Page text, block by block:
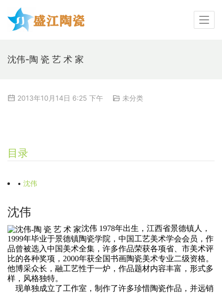
沈伟-陶 瓷 艺 术 家
2013年10月14日 6:25 下午 未分类
目录
• 沈伟
沈伟
沈伟 1978年出生，江西省景德镇人，
1999年毕业于景德镇陶瓷学院，中国工艺美术学会会员，作
品曾被选入中国美术全集，许多作品荣获各项省、市美术评
比的各种奖项，2000年获全国书画陶瓷美术专业二级资格。
他博采众长，融工艺性于一炉，作品题材内容丰富，形式多
样，风格独特。
现单独成立了工作室，制作了许多珍惜陶瓷作品，并远销